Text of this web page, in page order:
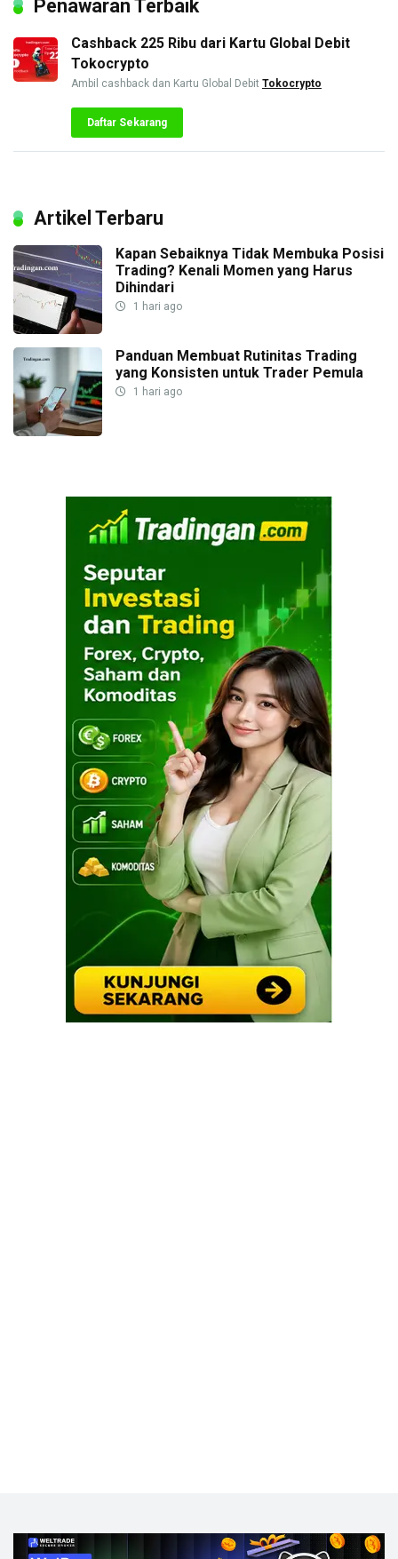
Penawaran Terbaik
Cashback 225 Ribu dari Kartu Global Debit
Tokocrypto
Ambil cashback dan Kartu Global Debit Tokocrypto
Daftar Sekarang
Artikel Terbaru
Kapan Sebaiknya Tidak Membuka Posisi
Trading? Kenali Momen yang Harus
Dihindari
1 hari ago
Panduan Membuat Rutinitas Trading
yang Konsisten untuk Trader Pemula
1 hari ago